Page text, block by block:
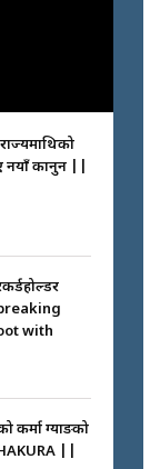
नयाँ कानुन ||
with
कर्मा ग्याङको
||